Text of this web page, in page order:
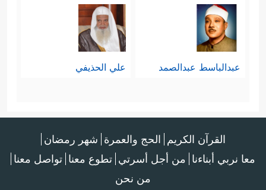
عبدالباسط عبدالصمد علي الحذيفي
القرآن الكريم الحج والعمرة شهر رمضان
معا نربي أبناءنا من أجل أسرتي تطوع معنا تواصل معنا
من نحن